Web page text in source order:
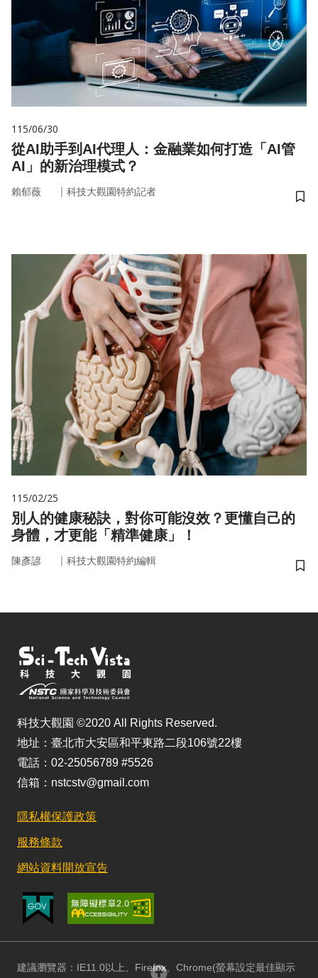
115/06/30
從AI助手到AI代理人：金融業如何打造「AI管
AI」的新治理模式？
賴郁薇 ｜ 科技大觀園特約記者
儲
115/02/25
別人的健康秘訣，對你可能沒效？更懂自己的
身體，才更能「精準健康」！
陳彥諺 ｜ 科技大觀園特約編輯
儲
科技大觀園 ©2020 All Rights Reserved.
地址：臺北市大安區和平東路二段106號22樓
電話：02-25056789 #5526
信箱：nstcstv@gmail.com
隱私權保護政策
服務條款
網站資料開放宣告
建議瀏覽器：IE11.0以上、Firefox、Chrome(螢幕設定最佳顯示
回頂部